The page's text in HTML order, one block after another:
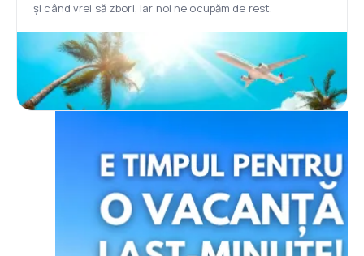
și când vrei să zbori, iar noi ne ocupăm de rest.